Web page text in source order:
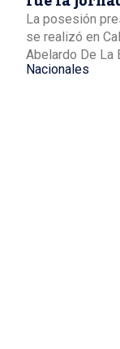
La posesión
se realizó en
Abelardo De La
Nacionales